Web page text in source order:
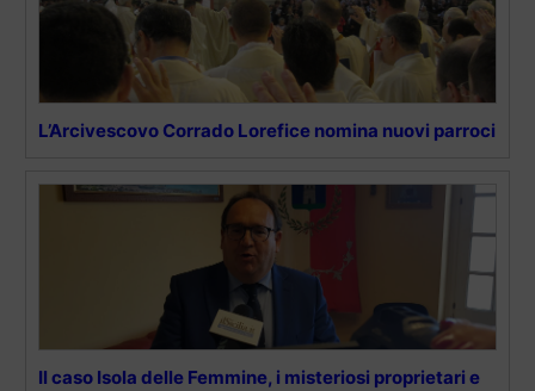
L’Arcivescovo Corrado Lorefice nomina nuovi parroci
Il caso Isola delle Femmine, i misteriosi proprietari e